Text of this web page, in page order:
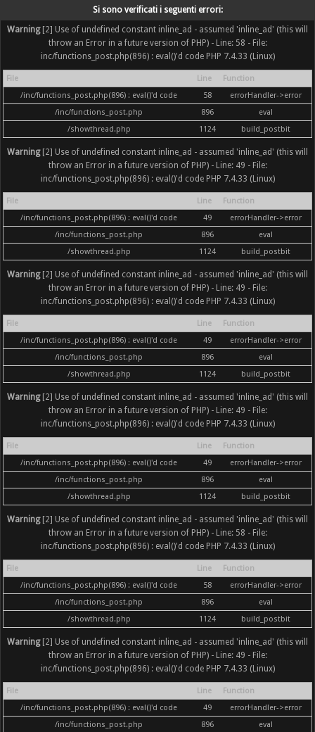
Si sono verificati i seguenti errori:
Warning[2] Use of undefined constant inline_ad - assumed 'inline_ad' (this will
throw an Error in a future version of PHP) - Line: 58 - File:
inc/functions_post.php(896) : eval()'d code PHP 7.4.33 (Linux)
File Line
Function
/inc/functions_post.php(896) : eval()'d code
58
errorHandler->error
/inc/functions_post.php
896
eval
/showthread.php
1124 build_postbit
Warning[2] Use of undefined constant inline_ad - assumed 'inline_ad' (this will
throw an Error in a future version of PHP) - Line: 49 - File:
inc/functions_post.php(896) : eval()'d code PHP 7.4.33 (Linux)
File Line
Function
/inc/functions_post.php(896) : eval()'d code
49
errorHandler->error
/inc/functions_post.php
896
eval
/showthread.php
1124 build_postbit
Warning[2] Use of undefined constant inline_ad - assumed 'inline_ad' (this will
throw an Error in a future version of PHP) - Line: 49 - File:
inc/functions_post.php(896) : eval()'d code PHP 7.4.33 (Linux)
File Line
Function
/inc/functions_post.php(896) : eval()'d code
49
errorHandler->error
/inc/functions_post.php
896
eval
/showthread.php
1124 build_postbit
Warning[2] Use of undefined constant inline_ad - assumed 'inline_ad' (this will
throw an Error in a future version of PHP) - Line: 49 - File:
inc/functions_post.php(896) : eval()'d code PHP 7.4.33 (Linux)
File Line
Function
/inc/functions_post.php(896) : eval()'d code
49
errorHandler->error
/inc/functions_post.php
896
eval
/showthread.php
1124 build_postbit
Warning[2] Use of undefined constant inline_ad - assumed 'inline_ad' (this will
throw an Error in a future version of PHP) - Line: 58 - File:
inc/functions_post.php(896) : eval()'d code PHP 7.4.33 (Linux)
File Line
Function
/inc/functions_post.php(896) : eval()'d code
58
errorHandler->error
/inc/functions_post.php
896
eval
/showthread.php
1124 build_postbit
Warning[2] Use of undefined constant inline_ad - assumed 'inline_ad' (this will
throw an Error in a future version of PHP) - Line: 49 - File:
inc/functions_post.php(896) : eval()'d code PHP 7.4.33 (Linux)
File Line
Function
/inc/functions_post.php(896) : eval()'d code
49
errorHandler->error
/inc/functions_post.php
896
eval